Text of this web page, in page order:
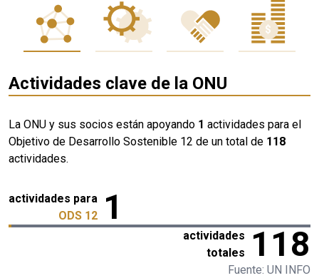
Actividades clave de la ONU
La ONU y sus socios están apoyando 1 actividades para el
Objetivo de Desarrollo Sostenible 12 de un total de 118
actividades.
actividades para
ODS 12
1
actividades
totales
118
Fuente: UN INFO